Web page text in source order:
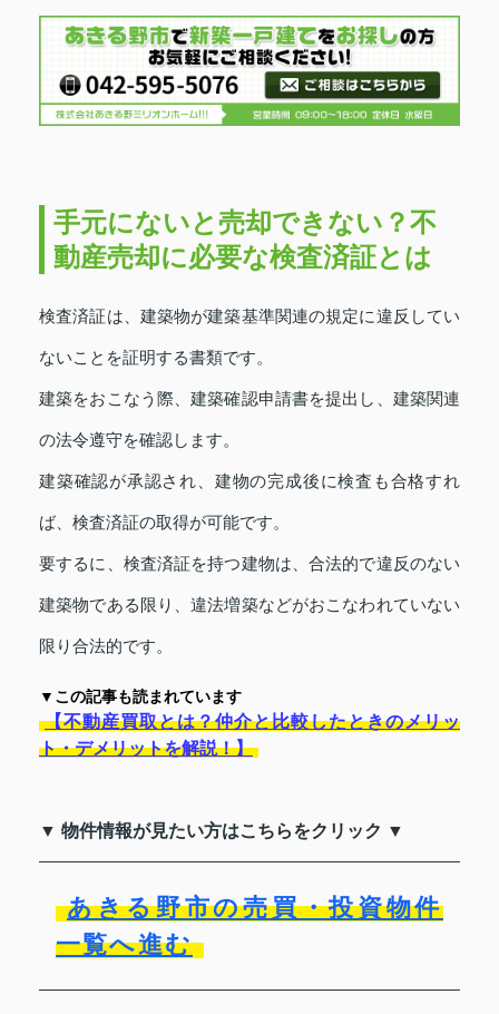
手元にないと売却できない？不
動産売却に必要な検査済証とは
検査済証は、建築物が建築基準関連の規定に違反してい
ないことを証明する書類です。
建築をおこなう際、建築確認申請書を提出し、建築関連
の法令遵守を確認します。
建築確認が承認され、建物の完成後に検査も合格すれ
ば、検査済証の取得が可能です。
要するに、検査済証を持つ建物は、合法的で違反のない
建築物である限り、違法増築などがおこなわれていない
限り合法的です。
▼この記事も読まれています
【不動産買取とは？仲介と比較したときのメリッ
ト・デメリットを解説！】
▼ 物件情報が見たい方はこちらをクリック ▼
あきる野市の売買・投資物件
一覧へ進む